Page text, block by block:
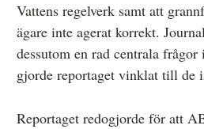
Vattens regelverk samt att
ägare inte agerat korrekt.
dessutom en rad centrala
gjorde reportaget vinklat till de
Reportaget redogjorde för att